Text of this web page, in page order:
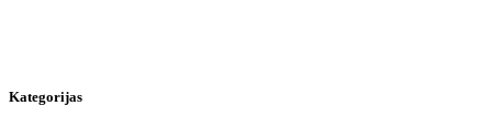
Kategorijas